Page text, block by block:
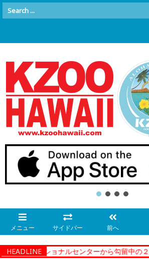
メニュー サイドバー 前へ
HEADLINE
ーコレクショナルセンターから勾留中の２